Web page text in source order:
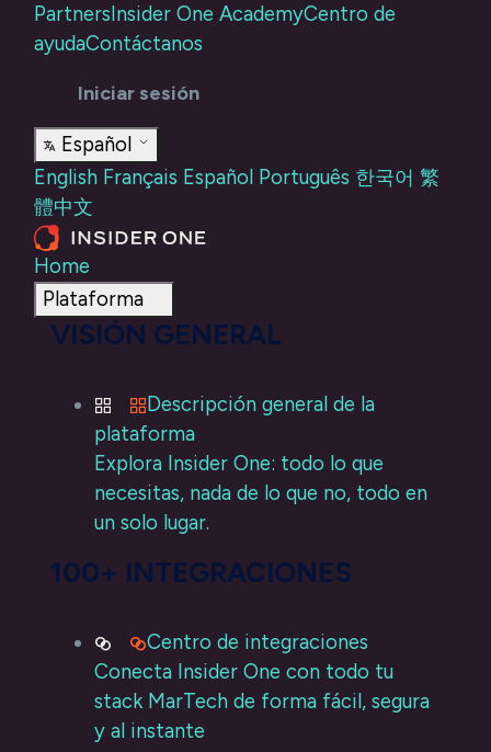
Partners Insider One AcademyCentro de
ayudaContáctanos
Iniciar sesión
Español
English Français Español Português 한국어 繁
體中文
Home
Plataforma
VISIÓN GENERAL
Descripción general de la
plataforma
Explora Insider One: todo lo que
necesitas, nada de lo que no, todo en
un solo lugar.
100+ INTEGRACIONES
Centro de integraciones
Conecta Insider One con todo tu
stack MarTech de forma fácil, segura
y al instante